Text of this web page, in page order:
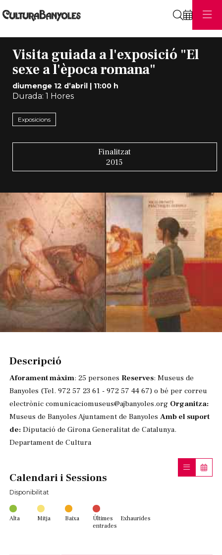
Visita guiada a l'exposició "El
sexe a l'època romana"
diumenge 12 d’abril| 11:00 h
Durada: 1 Hores
Exposicions
Finalitzat
2015
Descripció
Aforament màxim: 25 persones Reserves: Museus de
Banyoles (Tel. 972 57 23 61 - 972 57 44 67) o bé per correu
electrònic comunicaciomuseus@ajbanyoles.org Organitza:
Museus de Banyoles Ajuntament de Banyoles Amb el suport
de: Diputació de Girona Generalitat de Catalunya.
Departament de Cultura
Calendari i Sessions
Disponibilitat
Alta Mitja Baixa
Últimes
entrades
Exhaurides